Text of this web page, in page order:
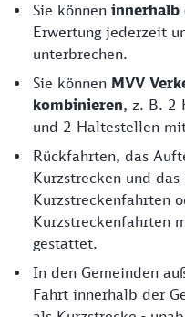
Sie können innerhalb
Erwertung jederzeit
unterbrechen.
Sie können MVV
kombinieren, z. B. 2
und 2 Haltestellen
Rückfahrten, das
Kurzstrecken und
Kurzstreckenfahrten
Kurzstreckenfahrten
gestattet.
In den Gemeinden
Fahrt innerhalb der